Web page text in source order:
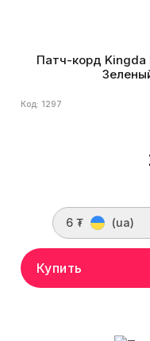
Патч-корд Kingda
Код: 1297
6 ₮ (ua)
Купить